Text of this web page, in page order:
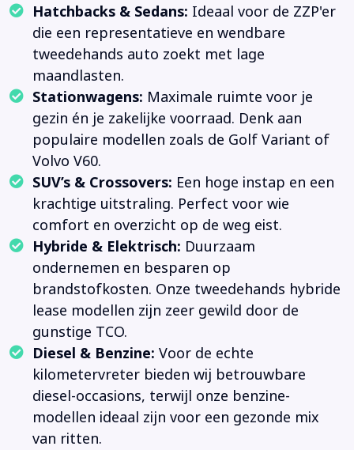
Hatchbacks & Sedans: Ideaal voor de ZZP'er
die een representatieve en wendbare
tweedehands auto zoekt met lage
maandlasten.
Stationwagens: Maximale ruimte voor je
gezin én je zakelijke voorraad. Denk aan
populaire modellen zoals de Golf Variant of
Volvo V60.
SUV’s & Crossovers: Een hoge instap en een
krachtige uitstraling. Perfect voor wie
comfort en overzicht op de weg eist.
Hybride & Elektrisch: Duurzaam
ondernemen en besparen op
brandstofkosten. Onze tweedehands hybride
lease modellen zijn zeer gewild door de
gunstige TCO.
Diesel & Benzine: Voor de echte
kilometervreter bieden wij betrouwbare
diesel-occasions, terwijl onze benzine-
modellen ideaal zijn voor een gezonde mix
van ritten.